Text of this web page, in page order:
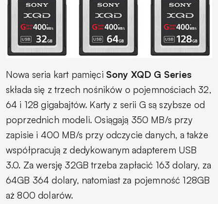
Nowa seria kart pamięci Sony XQD G Series
składa się z trzech nośników o pojemnościach 32,
64 i 128 gigabajtów. Karty z serii G są szybsze od
poprzednich modeli. Osiągają 350 MB/s przy
zapisie i 400 MB/s przy odczycie danych, a także
współpracują z dedykowanym adapterem USB
3.0. Za wersję 32GB trzeba zapłacić 163 dolary, za
64GB 364 dolary, natomiast za pojemność 128GB
aż 800 dolarów.